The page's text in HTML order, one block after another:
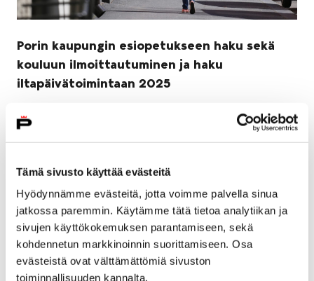
Tämä sivusto käyttää evästeitä
Hyödynnämme evästeitä, jotta voimme palvella sinua
jatkossa paremmin. Käytämme tätä tietoa analytiikan ja
sivujen käyttökokemuksen parantamiseen, sekä
kohdennetun markkinoinnin suorittamiseen. Osa
evästeistä ovat välttämättömiä sivuston
toiminnallisuuden kannalta.
Porin kaupungin esiopetukseen haku sekä
kouluun ilmoittautuminen ja haku
iltapäivätoimintaan 2025
Haku Porin kaupungin esiopetukseen sekä uusien
21.1. välisenä aikana. Hakuaika koululaisten ohjattuun
iltapäivätoimintaan on avoinna 9.1.–28.2.